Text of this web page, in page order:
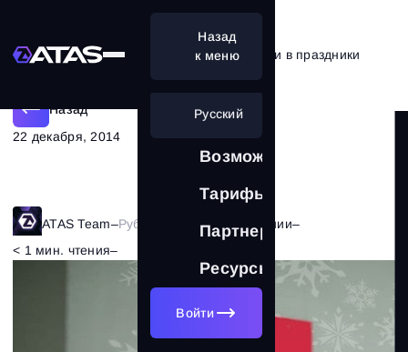
Возможности
Тарифы
Партнерам
Ресурсы
Русский
Войти
Назад
к меню
График работы Московской Биржи в праздники
Назад
22 декабря, 2014
ATAS Team–Рубрика: Новости компании–
< 1 мин. чтения–